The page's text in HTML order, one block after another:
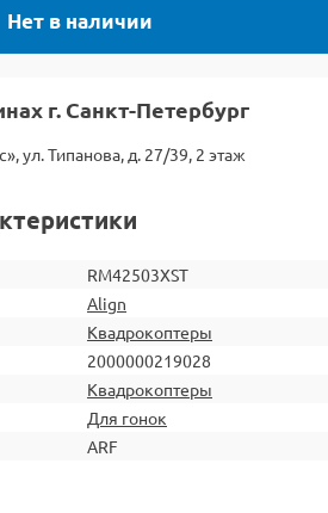
Нет в наличии
г. Санкт-Петербург
ул. Типанова, д. 27/39, 2 этаж
RM42503XST
Align
Квадрокоптеры
2000000219028
Квадрокоптеры
Для гонок
ARF